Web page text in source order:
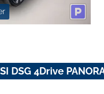
DSG 4Drive